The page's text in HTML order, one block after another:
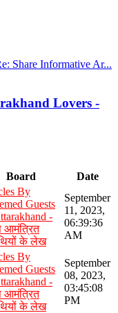
Share Informative Ar...
Lovers -
Board Date
By
Guests
-
आमंत्रित
के लेख
September
11, 2023,
06:39:36
AM
By
Guests
-
आमंत्रित
के लेख
September
08, 2023,
03:45:08
PM